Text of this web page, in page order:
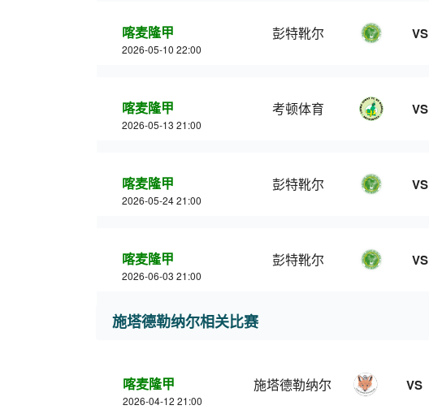
喀麦隆甲
2026-05-10 22:00
彭特靴尔 VS
喀麦隆甲
2026-05-13 21:00
考顿体育 VS
喀麦隆甲
2026-05-24 21:00
彭特靴尔 VS
喀麦隆甲
2026-06-03 21:00
彭特靴尔 VS
施塔德勒纳尔相关比赛
喀麦隆甲
2026-04-12 21:00
施塔德勒纳尔 VS